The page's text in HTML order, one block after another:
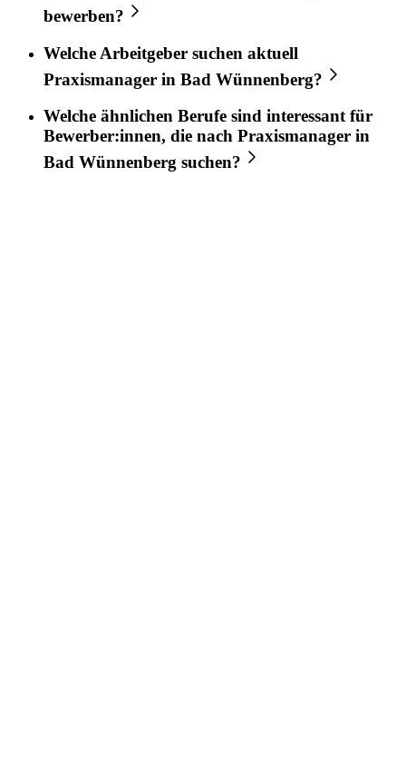
bewerben?
Welche Arbeitgeber suchen aktuell
Praxismanager in Bad Wünnenberg?
Welche ähnlichen Berufe sind interessant für
Bewerber:innen, die nach Praxismanager in
Bad Wünnenberg suchen?